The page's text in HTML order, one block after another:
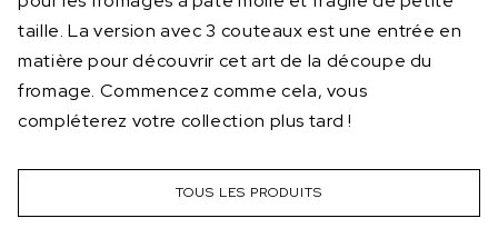
taille. La version avec 3 couteaux est une entrée en
matière pour découvrir cet art de la découpe du
fromage. Commencez comme cela, vous
compléterez votre collection plus tard !
TOUS LES PRODUITS